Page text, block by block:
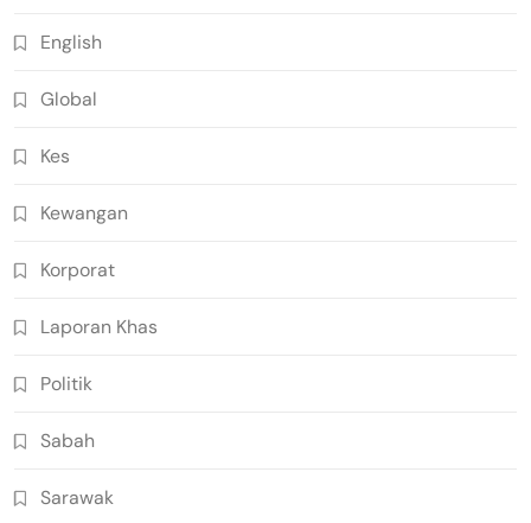
English
Global
Kes
Kewangan
Korporat
Laporan Khas
Politik
Sabah
Sarawak